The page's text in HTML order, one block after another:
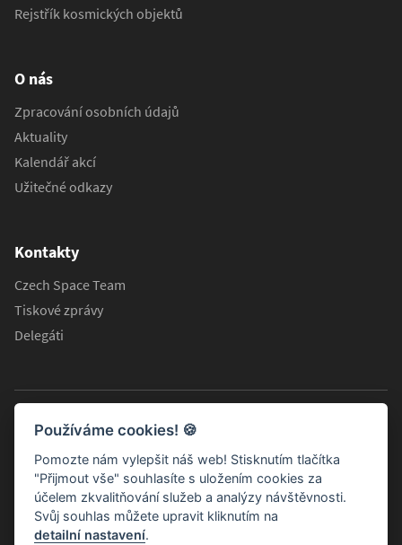
Rejstřík kosmických objektů
O nás
Zpracování osobních údajů
Aktuality
Kalendář akcí
Užitečné odkazy
Kontakty
Czech Space Team
Tiskové zprávy
Delegáti
Používáme cookies! 🍪
Pomozte nám vylepšit náš web! Stisknutím tlačítka
"Přijmout vše" souhlasíte s uložením cookies za
účelem zkvalitňování služeb a analýzy návštěvnosti.
Svůj souhlas můžete upravit kliknutím na
detailní nastavení.